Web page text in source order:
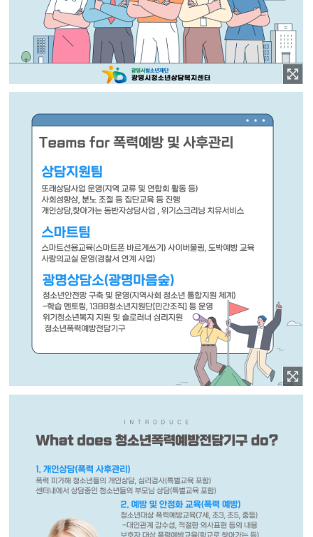
이미지 확대보기
이미지 확대보기